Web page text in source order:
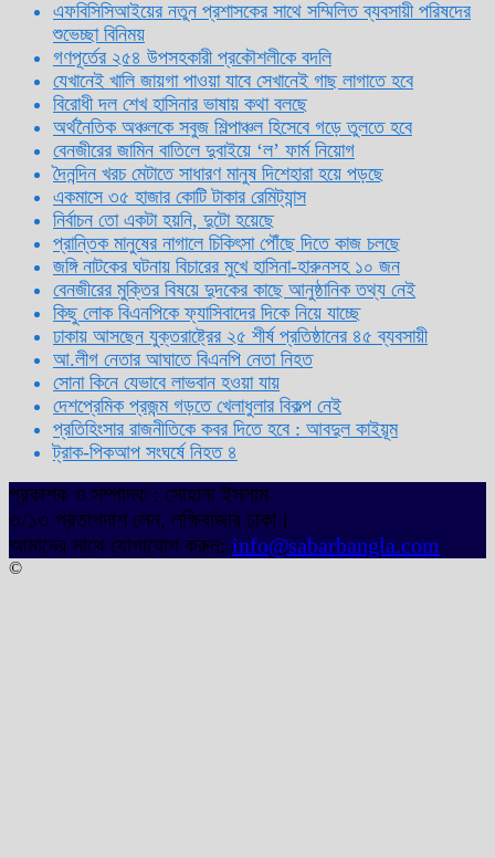
এফবিসিসিআইয়ের নতুন প্রশাসকের সাথে সম্মিলিত ব্যবসায়ী পরিষদের
শুভেচ্ছা বিনিময়
গণপূর্তের ২৫৪ উপসহকারী প্রকৌশলীকে বদলি
যেখানেই খালি জায়গা পাওয়া যাবে সেখানেই গাছ লাগাতে হবে
বিরোধী দল শেখ হাসিনার ভাষায় কথা বলছে
অর্থনৈতিক অঞ্চলকে সবুজ শিল্পাঞ্চল হিসেবে গড়ে তুলতে হবে
বেনজীরের জামিন বাতিলে দুবাইয়ে ‌‘ল’ ফার্ম নিয়োগ
দৈনন্দিন খরচ মেটাতে সাধারণ মানুষ দিশেহারা হয়ে পড়ছে
একমাসে ৩৫ হাজার কোটি টাকার রেমিট্যান্স
নির্বাচন তো একটা হয়নি, দুটো হয়েছে
প্রান্তিক মানুষের নাগালে চিকিৎসা পৌঁছে দিতে কাজ চলছে
জঙ্গি নাটকের ঘটনায় বিচারের মুখে হাসিনা-হারুনসহ ১০ জন
বেনজীরের মুক্তির বিষয়ে দুদকের কাছে আনুষ্ঠানিক তথ্য নেই
কিছু লোক বিএনপিকে ফ্যাসিবাদের দিকে নিয়ে যাচ্ছে
ঢাকায় আসছেন যুক্তরাষ্ট্রের ২৫ শীর্ষ প্রতিষ্ঠানের ৪৫ ব্যবসায়ী
আ.লীগ নেতার আঘাতে বিএনপি নেতা নিহত
সোনা কিনে যেভাবে লাভবান হওয়া যায়
দেশপ্রেমিক প্রজন্ম গড়তে খেলাধুলার বিকল্প নেই
প্রতিহিংসার রাজনীতিকে কবর দিতে হবে : আবদুল কাইয়ূম
ট্রাক-পিকআপ সংঘর্ষে নিহত ৪
প্রকাশক ও সম্পাদক : সোহানা ইসলাম
৩/১৩ প্রতাপদাশ লেন, লক্ষিবাজার ঢাকা।
আমাদের সাথে যোগাযোগ করুন: info@sabarbangla.com
©